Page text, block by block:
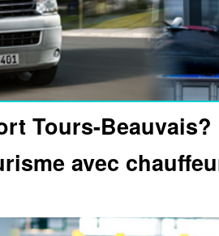
Tours-Beauvais?
avec